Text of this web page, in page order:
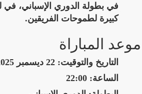
في بطولة الدوري الإسباني، في
كبيرة لطموحات الفريقين.
موعد المباراة
التاريخ والتوقيت: 22 ديسمبر 2025
الساعة: 22:00